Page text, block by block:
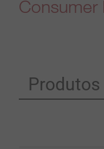
Consumer
Produtos